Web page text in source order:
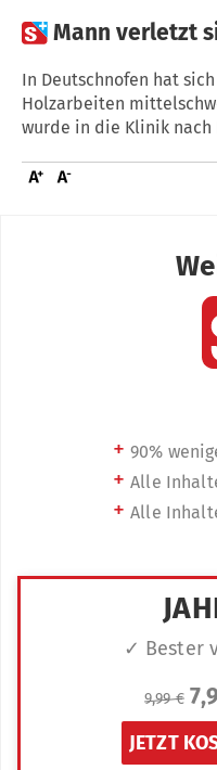
Mann verletzt
In Deutschnofen hat
Holzarbeiten
wurde in die Klinik nach